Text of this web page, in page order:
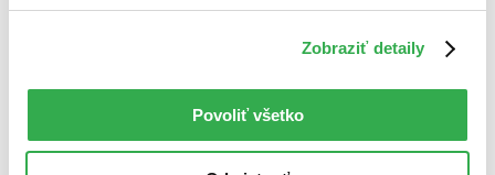
Zobraziť detaily
Povoliť všetko
pripravované
vyhovujúci zadaným podmienkam.